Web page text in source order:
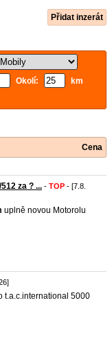
Přidat inzerát
Okolí:
km
Cena
za ? ... - TOP - [7.8.
uplně novou Motorolu
t.a.c.international 5000